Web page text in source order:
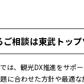
ご相談は東武トッ
は、観光DX推進をサポ
に合わせた方針や最適